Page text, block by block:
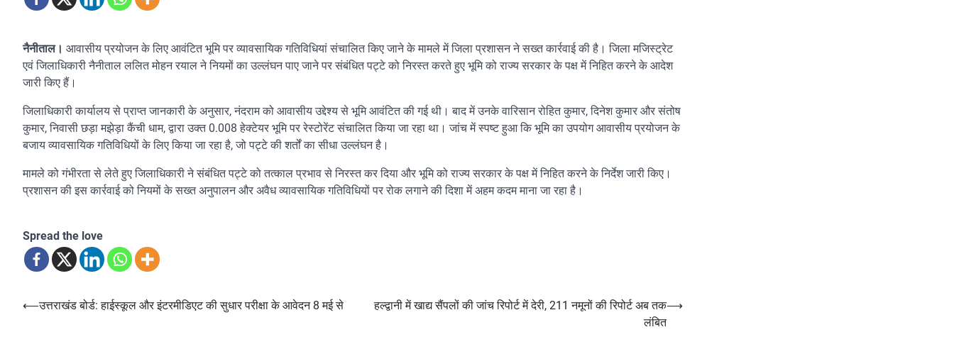
नैनीताल। आवासीय प्रयोजन के लिए आवंटित भूमि पर व्यावसायिक गतिविधियां संचालित किए जाने के मामले में जिला प्रशासन ने सख्त कार्रवाई की है। जिला मजिस्ट्रेट
एवं जिलाधिकारी नैनीताल ललित मोहन रयाल ने नियमों का उल्लंघन पाए जाने पर संबंधित पट्टे को निरस्त करते हुए भूमि को राज्य सरकार के पक्ष में निहित करने के आदेश
जारी किए हैं।
जिलाधिकारी कार्यालय से प्राप्त जानकारी के अनुसार, नंदराम को आवासीय उद्देश्य से भूमि आवंटित की गई थी। बाद में उनके वारिसान रोहित कुमार, दिनेश कुमार और संतोष
कुमार, निवासी छड़ा मझेड़ा कैंची धाम, द्वारा उक्त 0.008 हेक्टेयर भूमि पर रेस्टोरेंट संचालित किया जा रहा था। जांच में स्पष्ट हुआ कि भूमि का उपयोग आवासीय प्रयोजन के
बजाय व्यावसायिक गतिविधियों के लिए किया जा रहा है, जो पट्टे की शर्तों का सीधा उल्लंघन है।
मामले को गंभीरता से लेते हुए जिलाधिकारी ने संबंधित पट्टे को तत्काल प्रभाव से निरस्त कर दिया और भूमि को राज्य सरकार के पक्ष में निहित करने के निर्देश जारी किए।
प्रशासन की इस कार्रवाई को नियमों के सख्त अनुपालन और अवैध व्यावसायिक गतिविधियों पर रोक लगाने की दिशा में अहम कदम माना जा रहा है।
Spread the love
Post
⟵उत्तराखंड बोर्ड: हाईस्कूल और इंटरमीडिएट की सुधार परीक्षा के आवेदन 8 मई से
हल्द्वानी में खाद्य सैंपलों की जांच रिपोर्ट में देरी, 211 नमूनों की रिपोर्ट अब तक
लंबित
⟶